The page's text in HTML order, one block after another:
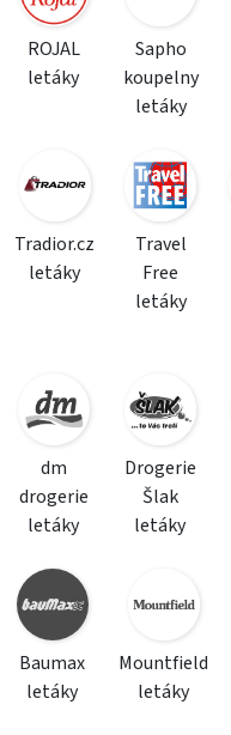
ROJAL
letáky
Sapho
koupelny
letáky
Tradior.cz
letáky
Travel
Free
letáky
dm
drogerie
letáky
Drogerie
Šlak
letáky
Baumax
letáky
Mountfield
letáky